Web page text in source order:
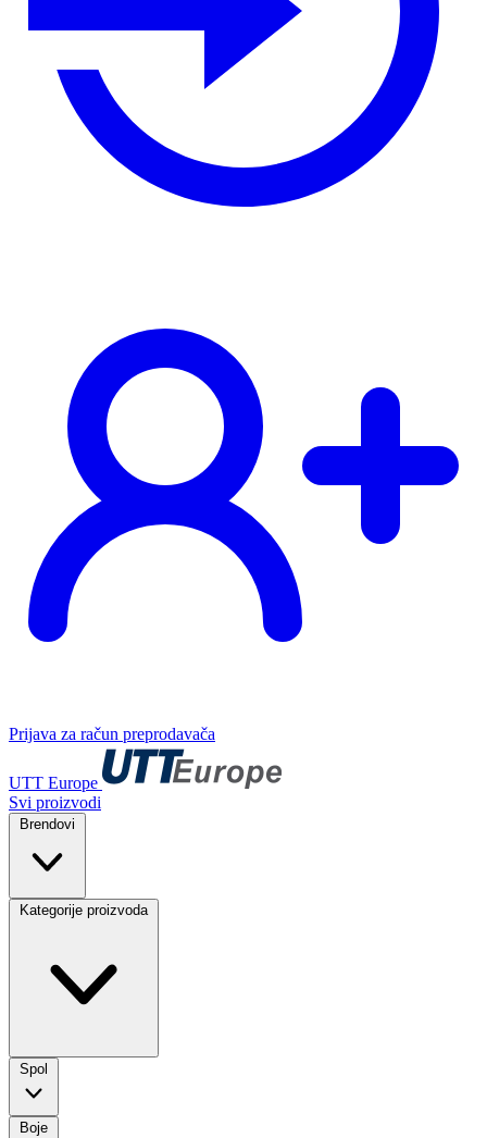
Prijava za račun preprodavača
UTT Europe
Svi proizvodi
Brendovi
Kategorije proizvoda
Spol
Boje